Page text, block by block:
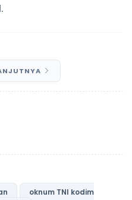
oknum TNI kodim